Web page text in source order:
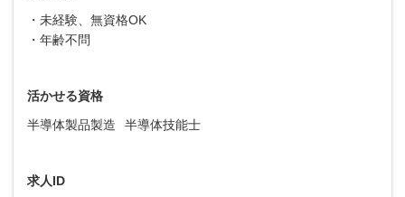
・未経験、無資格OK
・年齢不問
活かせる資格
半導体製品製造
半導体技能士
求人ID